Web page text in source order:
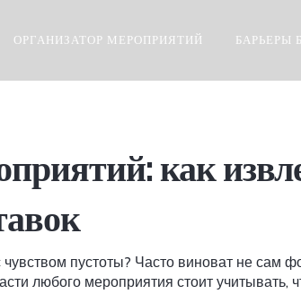
ОРГАНИЗАТОР МЕРОПРИЯТИЙ БАРЬЕРЫ
как
чувством пустоты? Часто виноват не сам
любого мероприятия стоит учитывать,